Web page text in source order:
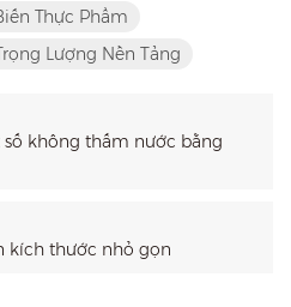
Thực Phẩm
Lượng Nền Tảng
số không thấm nước bằng
kích thước nhỏ gọn